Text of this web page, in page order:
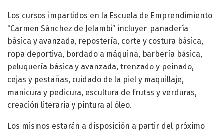
Los cursos impartidos en la Escuela de Emprendimiento
“Carmen Sánchez de Jelambi” incluyen panadería
básica y avanzada, repostería, corte y costura básica,
ropa deportiva, bordado a máquina, barbería básica,
peluquería básica y avanzada, trenzado y peinado,
cejas y pestañas, cuidado de la piel y maquillaje,
manicura y pedicura, escultura de frutas y verduras,
creación literaria y pintura al óleo.
Los mismos estarán a disposición a partir del próximo